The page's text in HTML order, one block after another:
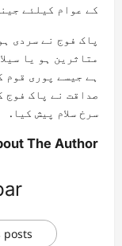
کے عوام کیلئے
پاک فوج نے سردی
متاثرین ہو یا
ہے جیسے پوری قوم
صداقت نے پاک فوج
سرخ سلام پیش کیا.
The Author
posts